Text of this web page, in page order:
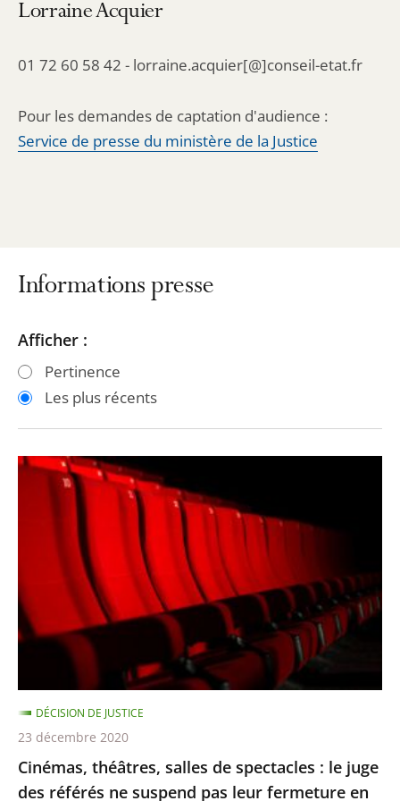
Lorraine Acquier
01 72 60 58 42 - lorraine.acquier[@]conseil-etat.fr
Pour les demandes de captation d'audience :
Service de presse du ministère de la Justice
Informations presse
Passer
les
filtres
après
Passer
les
filtres
avant
Afficher :
Pertinence
Les plus récents
Cinémas,
théâtres,
spectacles
:
le
juge
référés
ne
suspend
pas
leur
Cinémas, théâtres, salles de spectacles : le juge
des référés ne suspend pas leur fermeture en
DÉCISION DE JUSTICE
23 décembre 2020